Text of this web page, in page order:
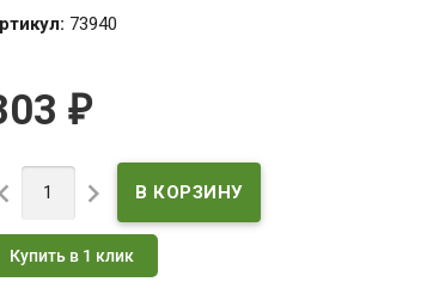
73940
₽

Купить в 1 клик